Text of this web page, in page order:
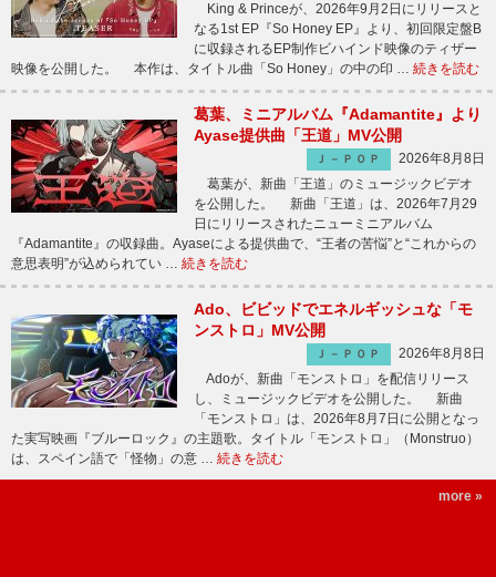
King & Princeが、2026年9月2日にリリースと
なる1st EP『So Honey EP』より、初回限定盤B
に収録されるEP制作ビハインド映像のティザー
映像を公開した。 本作は、タイトル曲「So Honey」の中の印 … 続きを読む
葛葉、ミニアルバム『Adamantite』より
Ayase提供曲「王道」MV公開
Ｊ－ＰＯＰ
2026年8月8日
葛葉が、新曲「王道」のミュージックビデオ
を公開した。 新曲「王道」は、2026年7月29
日にリリースされたニューミニアルバム
『Adamantite』の収録曲。Ayaseによる提供曲で、“王者の苦悩”と“これからの
意思表明”が込められてい … 続きを読む
Ado、ビビッドでエネルギッシュな「モ
ンストロ」MV公開
Ｊ－ＰＯＰ
2026年8月8日
Adoが、新曲「モンストロ」を配信リリース
し、ミュージックビデオを公開した。 新曲
「モンストロ」は、2026年8月7日に公開となっ
た実写映画『ブルーロック』の主題歌。タイトル「モンストロ」（Monstruo）
は、スペイン語で「怪物」の意 … 続きを読む
more »